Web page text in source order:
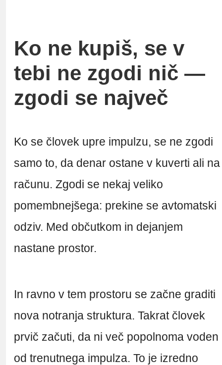
Ko ne kupiš, se v
tebi ne zgodi nič —
zgodi se največ
Ko se človek upre impulzu, se ne zgodi
samo to, da denar ostane v kuverti ali na
računu. Zgodi se nekaj veliko
pomembnejšega: prekine se avtomatski
odziv. Med občutkom in dejanjem
nastane prostor.
In ravno v tem prostoru se začne graditi
nova notranja struktura. Takrat človek
prvič začuti, da ni več popolnoma voden
od trenutnega impulza. To je izredno